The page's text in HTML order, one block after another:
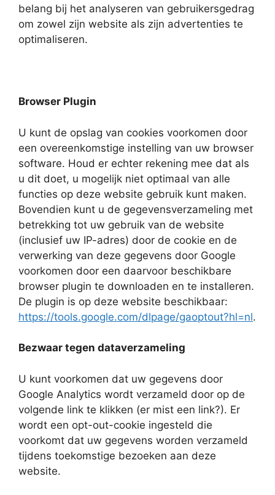
belang bij het analyseren van gebruikersgedrag
om zowel zijn website als zijn advertenties te
optimaliseren.
Browser Plugin
U kunt de opslag van cookies voorkomen door
een overeenkomstige instelling van uw browser
software. Houd er echter rekening mee dat als
u dit doet, u mogelijk niet optimaal van alle
functies op deze website gebruik kunt maken.
Bovendien kunt u de gegevensverzameling met
betrekking tot uw gebruik van de website
(inclusief uw IP-adres) door de cookie en de
verwerking van deze gegevens door Google
voorkomen door een daarvoor beschikbare
browser plugin te downloaden en te installeren.
De plugin is op deze website beschikbaar:
https://tools.google.com/dlpage/gaoptout?hl=nl.
Bezwaar tegen dataverzameling
U kunt voorkomen dat uw gegevens door
Google Analytics wordt verzameld door op de
volgende link te klikken (er mist een link?). Er
wordt een opt-out-cookie ingesteld die
voorkomt dat uw gegevens worden verzameld
tijdens toekomstige bezoeken aan deze
website.